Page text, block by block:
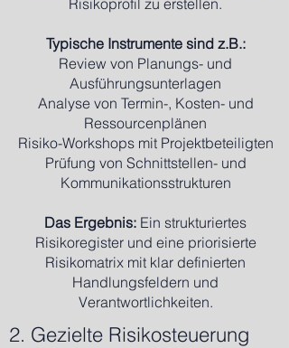
Risikoprofil zu erstellen.
Typische Instrumente sind z.B.:
Review von Planungs- und
Ausführungsunterlagen
Analyse von Termin-, Kosten- und
Ressourcenplänen
Risiko-Workshops mit Projektbeteiligten
Prüfung von Schnittstellen- und
Kommunikationsstrukturen
Das Ergebnis: Ein strukturiertes
Risikoregister und eine priorisierte
Risikomatrix mit klar definierten
Handlungsfeldern und
Verantwortlichkeiten.
2. Gezielte Risikosteuerung